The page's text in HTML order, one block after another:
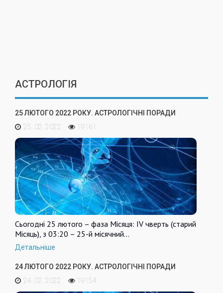
АСТРОЛОГІЯ
25 ЛЮТОГО 2022 РОКУ. АСТРОЛОГІЧНІ ПОРАДИ
25. 02. 2022
19161
Сьогодні 25 лютого – фаза Місяця: IV чверть (старий
Місяць), з 03:20 – 25-й місячний…
Детальніше
24 ЛЮТОГО 2022 РОКУ. АСТРОЛОГІЧНІ ПОРАДИ
24. 02. 2022
19154